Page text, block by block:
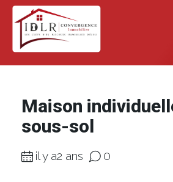
Maison
sous-sol
il y a2 ans 0